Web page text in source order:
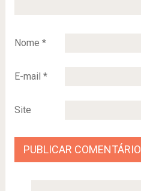
Nome *
E-mail *
Site